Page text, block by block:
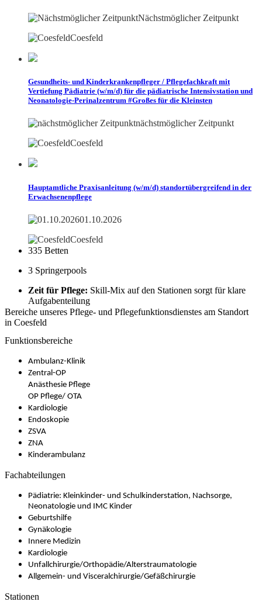
Nächstmöglicher Zeitpunkt
Coesfeld
Gesundheits- und Kinderkrankenpfleger / Pflegefachkraft mit
Vertiefung Pädiatrie (w/m/d) für die pädiatrische Intensivstation und
Neonatologie-Perinalzentrum #Großes für die Kleinsten
nächstmöglicher Zeitpunkt
Coesfeld
Hauptamtliche Praxisanleitung (w/m/d) standortübergreifend in der
Erwachsenenpflege
01.10.2026
Coesfeld
335 Betten
3 Springerpools
Zeit für Pflege: Skill-Mix auf den Stationen sorgt für klare
Aufgabenteilung
Bereiche unseres Pflege- und Pflegefunktionsdienstes am Standort
in Coesfeld
Funktionsbereiche
Ambulanz-Klinik
Zentral-OP
Anästhesie Pflege
OP Pflege/ OTA
Kardiologie
Endoskopie
ZSVA
ZNA
Kinderambulanz
Fachabteilungen
Pädiatrie: Kleinkinder- und Schulkinderstation, Nachsorge,
Neonatologie und IMC Kinder
Geburtshilfe
Gynäkologie
Innere Medizin
Kardiologie
Unfallchirurgie/Orthopädie/Alterstraumatologie
Allgemein- und Visceralchirurgie/Gefäßchirurgie
Stationen